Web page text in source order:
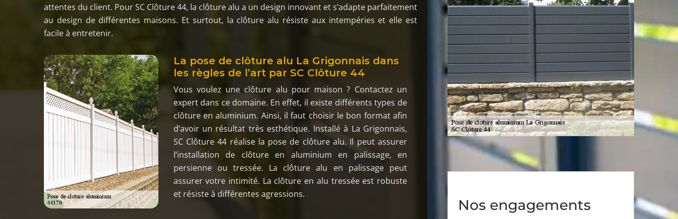
attentes du client. Pour SC Clôture 44, la clôture alu a un design innovant et s’adapte parfaitement
au design de différentes maisons. Et surtout, la clôture alu résiste aux intempéries et elle est
facile à entretenir.
La pose de clôture alu La Grigonnais dans
les règles de l’art par SC Clôture 44
Vous voulez une clôture alu pour maison ? Contactez un
expert dans ce domaine. En effet, il existe différents types de
clôture en aluminium. Ainsi, il faut choisir le bon format afin
d’avoir un résultat très esthétique. Installé à La Grigonnais,
SC Clôture 44 réalise la pose de clôture alu. Il peut assurer
l’installation de clôture en aluminium en palissage, en
persienne ou tressée. La clôture alu en palissage peut
assurer votre intimité. La clôture en alu tressée est robuste
et résiste à différentes agressions.
Nos engagements